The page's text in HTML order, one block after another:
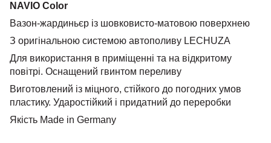
NAVIO Color
Вазон-жардиньєр із шовковисто-матовою поверхнею
З оригінальною системою автополиву LECHUZA
Для використання в приміщенні та на відкритому
повітрі. Оснащений гвинтом переливу
Виготовлений із міцного, стійкого до погодних умов
пластику. Ударостійкий і придатний до переробки
Якість Made in Germany